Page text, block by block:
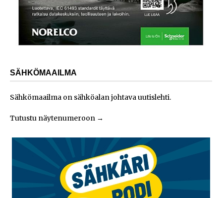
SÄHKÖMAAILMA
Sähkömaailma on sähköalan johtava uutislehti.
Tutustu näytenumeroon →